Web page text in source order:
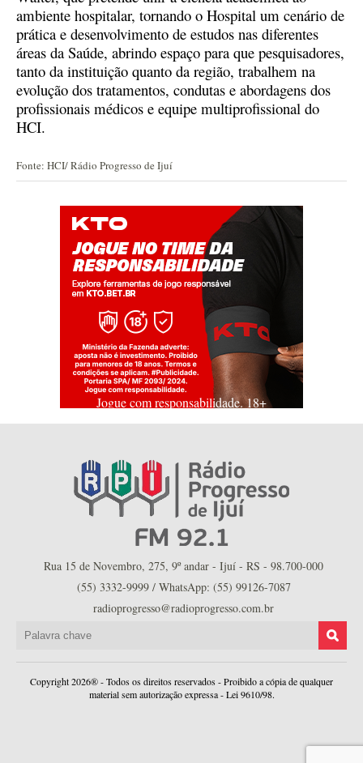
ambiente hospitalar, tornando o Hospital um cenário de
prática e desenvolvimento de estudos nas diferentes
áreas da Saúde, abrindo espaço para que pesquisadores,
tanto da instituição quanto da região, trabalhem na
evolução dos tratamentos, condutas e abordagens dos
profissionais médicos e equipe multiprofissional do
HCI.
Fonte: HCI/ Rádio Progresso de Ijuí
Jogue com responsabilidade. 18+
Rua 15 de Novembro, 275, 9º andar - Ijuí - RS - 98.700-000
(55) 3332-9999 / WhatsApp: (55) 99126-7087
radioprogresso@radioprogresso.com.br
Copyright 2026® - Todos os direitos reservados - Proibido a cópia de qualquer
material sem autorização expressa - Lei 9610/98.